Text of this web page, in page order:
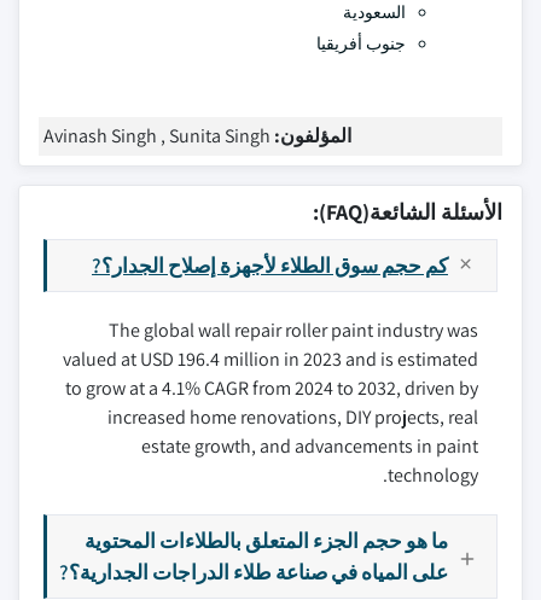
السعودية
جنوب أفريقيا
المؤلفون: Avinash Singh , Sunita Singh
الأسئلة الشائعة(FAQ):
كم حجم سوق الطلاء لأجهزة إصلاح الجدار؟?
The global wall repair roller paint industry was
valued at USD 196.4 million in 2023 and is estimated
to grow at a 4.1% CAGR from 2024 to 2032, driven by
increased home renovations, DIY projects, real
estate growth, and advancements in paint
technology.
ما هو حجم الجزء المتعلق بالطلاءات المحتوية
على المياه في صناعة طلاء الدراجات الجدارية؟?